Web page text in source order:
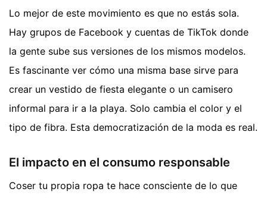
Lo mejor de este movimiento es que no estás sola.
Hay grupos de Facebook y cuentas de TikTok donde
la gente sube sus versiones de los mismos modelos.
Es fascinante ver cómo una misma base sirve para
crear un vestido de fiesta elegante o un camisero
informal para ir a la playa. Solo cambia el color y el
tipo de fibra. Esta democratización de la moda es real.
El impacto en el consumo responsable
Coser tu propia ropa te hace consciente de lo que